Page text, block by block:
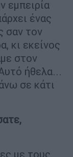
εμπειρία
ένας
σαν τον
κι εκείνος
στον
ήθελα...
σε κάτι
με τους